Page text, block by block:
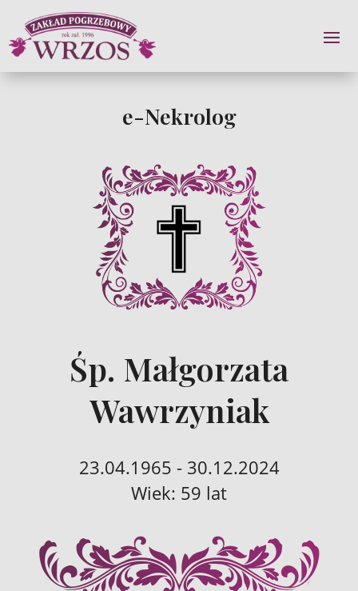
e-Nekrolog
Śp. Małgorzata
Wawrzyniak
23.04.1965 - 30.12.2024
Wiek: 59 lat